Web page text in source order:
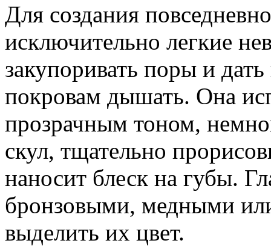
Для создания
исключительно легкие
закупоривать поры и
покровам дышать. Она
прозрачным тоном,
скул, тщательно
наносит блеск на губы.
бронзовыми, медными
выделить их цвет.